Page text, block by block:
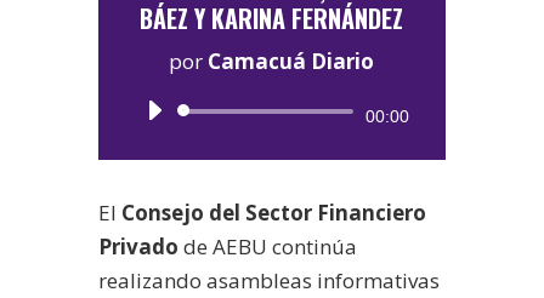
BÁEZ Y KARINA FERNÁNDEZ
por Camacuá Diario
Reproductor
00:00
El Consejo del Sector Financiero
Privado de AEBU continúa
realizando asambleas informativas